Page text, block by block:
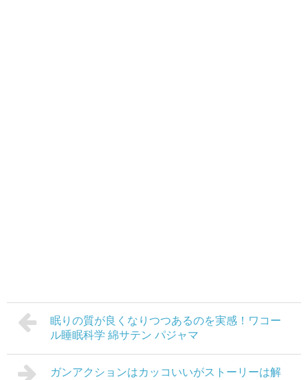
眠りの質が良くなりつつあるのを実感！ワコー
ル睡眠科学 綿サテン パジャマ
ガンアクションはカッコいいがストーリーは解